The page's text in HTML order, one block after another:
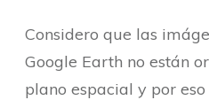
Considero que las
Google Earth no están
plano espacial y por